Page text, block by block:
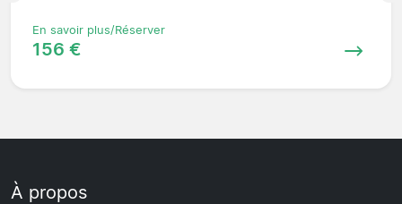
En savoir plus/Réserver
156 €
À propos